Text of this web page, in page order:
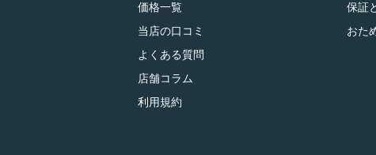
価格一覧
当店の口コミ
よくある質問
店舗コラム
利用規約
保証
おた